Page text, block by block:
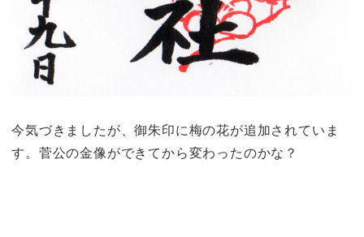
今気づきましたが、御朱印に梅の花が追加されていま
す。菅公の金像ができてから変わったのかな？